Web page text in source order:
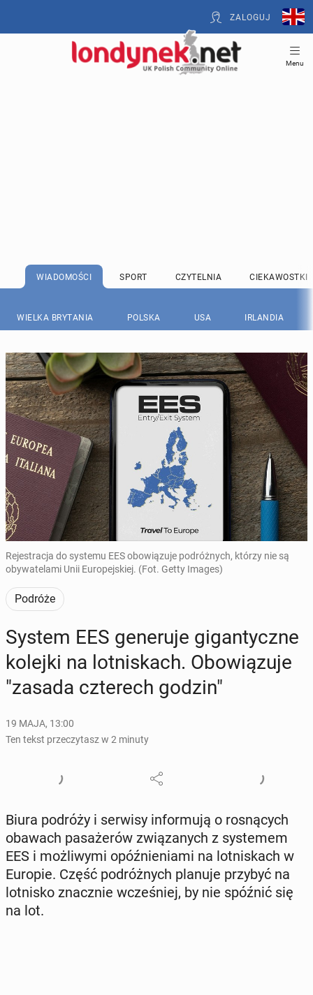
ZALOGUJ
Menu
WIADOMOŚCI SPORT CZYTELNIA CIEKAWOSTKI
WIELKA BRYTANIA POLSKA USA IRLANDIA
Rejestracja do systemu EES obowiązuje podróżnych, którzy nie są
obywatelami Unii Europejskiej. (Fot. Getty Images)
Podróże
System EES ge­ne­ru­je gi­gan­tycz­ne
kolejki na lot­ni­skach. Obo­wią­zu­je
"zasada czte­rech godzin"
19 MAJA, 13:00
Ten tekst przeczytasz w 2 minuty
Biura podróży i serwisy in­for­mu­ją o ro­sną­cych
obawach pa­sa­że­rów zwią­za­nych z sys­te­mem
EES i moż­li­wy­mi opóź­nie­nia­mi na lot­ni­skach w
Europie. Część po­dróż­nych planuje przybyć na
lot­ni­sko znacz­nie wcze­śniej, by nie spóźnić się
na lot.